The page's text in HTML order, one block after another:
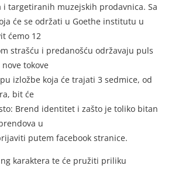
i targetiranih muzejskih prodavnica. Sa
će se održati u Goethe institutu u
ćemo 12
strašću i predanošću održavaju puls
tokove
izložbe koja će trajati 3 sedmice, od
bit će
Brend identitet i zašto je toliko bitan
u
putem facebook stranice.
karaktera te će pružiti priliku